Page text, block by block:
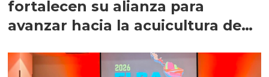
fortalecen su alianza para
avanzar hacia la acuicultura de